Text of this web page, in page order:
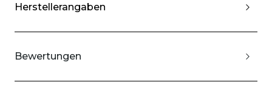
Herstellerangaben
Bewertungen